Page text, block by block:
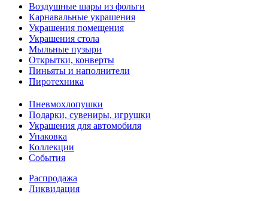
Воздушные шары из фольги
Карнавальные украшения
Украшения помещения
Украшения стола
Мыльные пузыри
Открытки, конверты
Пиньяты и наполнители
Пиротехника
Пневмохлопушки
Подарки, сувениры, игрушки
Украшения для автомобиля
Упаковка
Коллекции
События
Распродажа
Ликвидация